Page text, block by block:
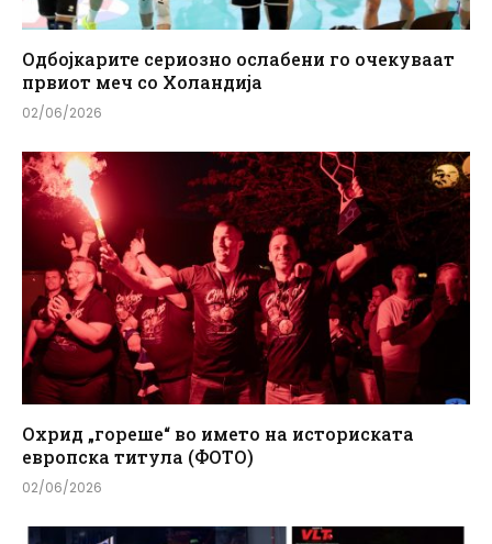
Одбојкарите сериозно ослабени го очекуваат
првиот меч со Холандија
02/06/2026
Охрид „гореше“ во името на историската
европска титула (ФОТО)
02/06/2026